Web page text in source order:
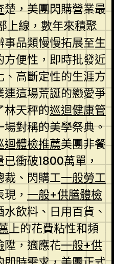
楚，美團閃購營業最
上線，數年來積聚
品類慢慢拓展至生
便性，即時批發近
高斷定性的生涯方
這場荒誕的戀愛爭
林天秤的巡迴健康管
對稱的美學祭典。
迴體檢推薦美團非餐
衝破1800萬單，
裁、閃購工一般勞工
， 一般+供膳體檢
飲料、日用百貨、
上的花費粘性和頻
陞，適應花一般+供